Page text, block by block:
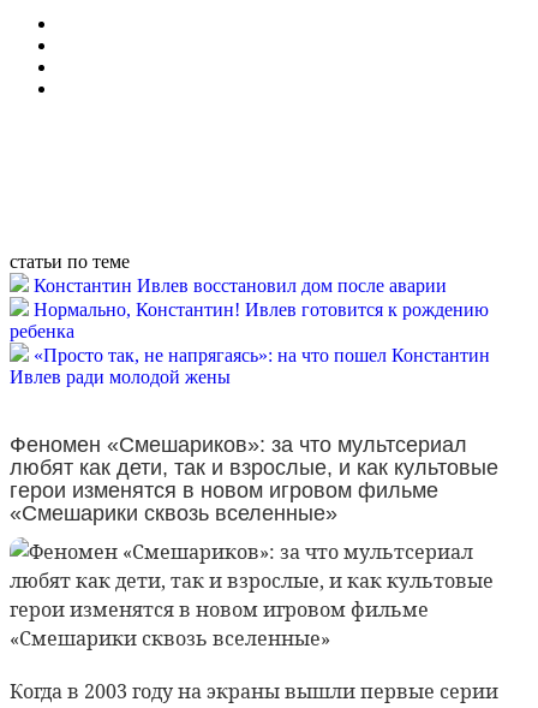
статьи по теме
Константин Ивлев восстановил дом после аварии
Нормально, Константин! Ивлев готовится к рождению
ребенка
«Просто так, не напрягаясь»: на что пошел Константин
Ивлев ради молодой жены